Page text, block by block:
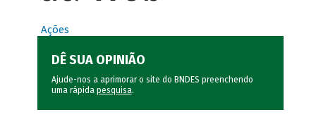
Ações
DÊ SUA OPINIÃO
Ajude-nos a aprimorar o site do BNDES preenchendo
uma rápida pesquisa.